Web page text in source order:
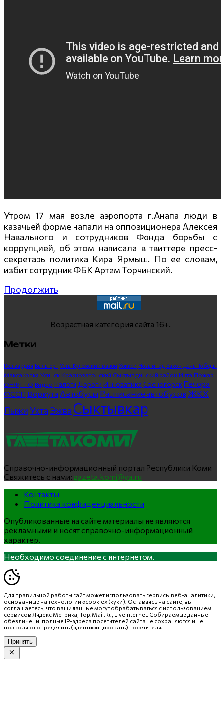
Утром 17 мая возле аэропорта г.Анапа люди в
казачьей форме напали на оппозиционера Алексея
Навального и сотрудников Фонда борьбы с
коррупцией, об этом написала в твиттере пресс-
секретарь политика Кира Ярмыш. По ее словам,
избит сотрудник ФБК Артем Торчинский.
Продолжить
Возрастная категория сайта 16+.
Метки
Росгвардия Выльгорт Усть-Куломский район Хоккей Новый год Закон День Победы
Максаковка Усинск Краснозатонский Сыктывдинский район Инта Пожар
ОНФ ГТО Видео Налоги Дороги Инноватика Сосногорск Печора
ФССП Воркута Автобусы Расписание автобусов ЖКХ
ЛыжиУхта Эжва Сыктывкар
Справочно-информационный портал Республики Коми
Свяжитесь с нами: gazeta.komi@ya.ru
Контакты
Политика конфиденциальности
Опубликованные на сайте материалы не являются
рекламными и носят справочно-информационный
характер.
Необходимо соединение с интернетом.
Для правильной работы сайт может использовать сервисы веб-аналитики,
основанные на технологии «cookie» (куки). Оставаясь на сайте, вы
соглашаетесь, что ваши данные могут обрабатываться с использованием
сервисов Яндекс Метрика, Top.Mail.Ru, LiveInternet. Собираемые данные
обезличены, полные IP-адреса посетителей сайта не сохраняются и не
позволяют определить (идентифицировать) посетителя.
Принять